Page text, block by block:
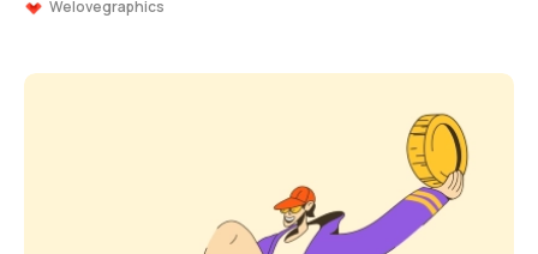
Welovegraphics